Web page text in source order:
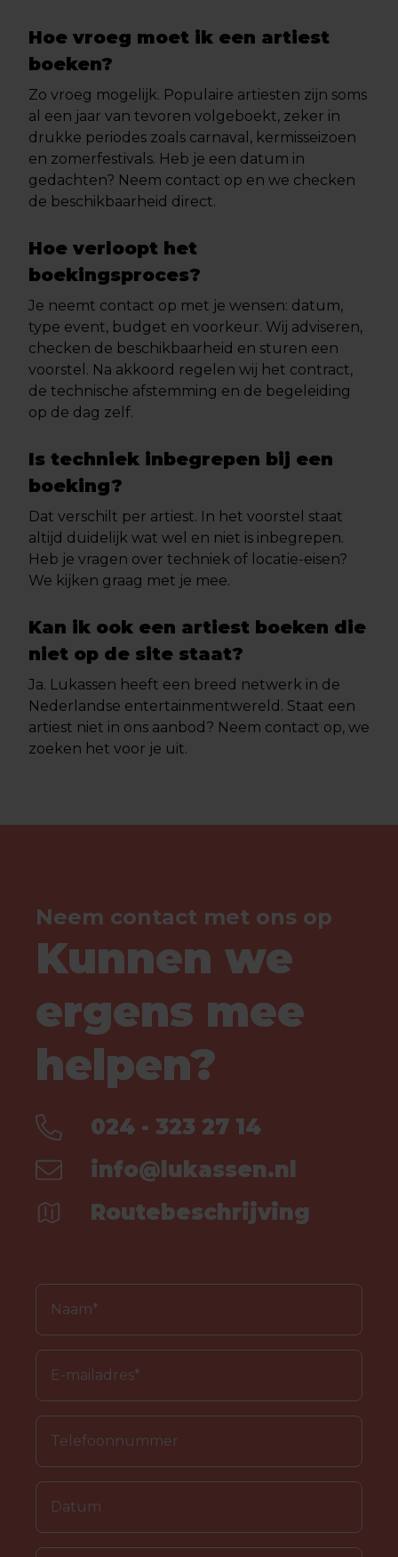
Hoe vroeg moet ik een artiest
boeken?
Zo vroeg mogelijk. Populaire artiesten zijn soms
al een jaar van tevoren volgeboekt, zeker in
drukke periodes zoals carnaval, kermisseizoen
en zomerfestivals. Heb je een datum in
gedachten? Neem contact op en we checken
de beschikbaarheid direct.
Hoe verloopt het
boekingsproces?
Je neemt contact op met je wensen: datum,
type event, budget en voorkeur. Wij adviseren,
checken de beschikbaarheid en sturen een
voorstel. Na akkoord regelen wij het contract,
de technische afstemming en de begeleiding
op de dag zelf.
Is techniek inbegrepen bij een
boeking?
Dat verschilt per artiest. In het voorstel staat
altijd duidelijk wat wel en niet is inbegrepen.
Heb je vragen over techniek of locatie-eisen?
We kijken graag met je mee.
Kan ik ook een artiest boeken die
niet op de site staat?
Ja. Lukassen heeft een breed netwerk in de
Nederlandse entertainmentwereld. Staat een
artiest niet in ons aanbod? Neem contact op, we
zoeken het voor je uit.
Neem contact met ons op
Kunnen we
ergens mee
helpen?
024 - 323 27 14
info@lukassen.nl
Routebeschrijving